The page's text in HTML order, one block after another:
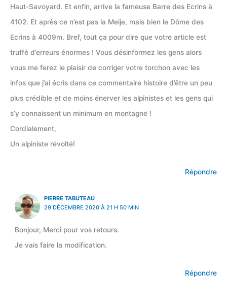
Haut-Savoyard. Et enfin, arrive la fameuse Barre des Ecrins à
4102. Et après ce n’est pas la Meije, mais bien le Dôme des
Ecrins à 4009m. Bref, tout ça pour dire que votre article est
truffé d’erreurs énormes ! Vous désinformez les gens alors
vous me ferez le plaisir de corriger votre torchon avec les
infos que j’ai écris dans ce commentaire histoire d’être un peu
plus crédible et de moins énerver les alpinistes et les gens qui
s’y connaissent un minimum en montagne !
Cordialement,
Un alpiniste révolté!
Répondre
PIERRE TABUTEAU
29 DÉCEMBRE 2020 À 21 H 50 MIN
Bonjour, Merci pour vos retours.
Je vais faire la modification.
Répondre